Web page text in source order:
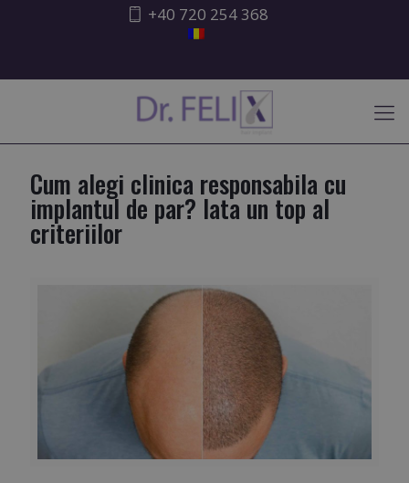
+40 720 254 368
Cum alegi clinica responsabila cu
implantul de par? Iata un top al
criteriilor